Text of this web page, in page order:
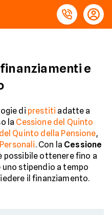
e
di prestiti adatte a
la Cessione del Quinto
Quinto della Pensione,
. Con la Cessione
possibile ottenere fino a
stipendio a tempo
il finanziamento.